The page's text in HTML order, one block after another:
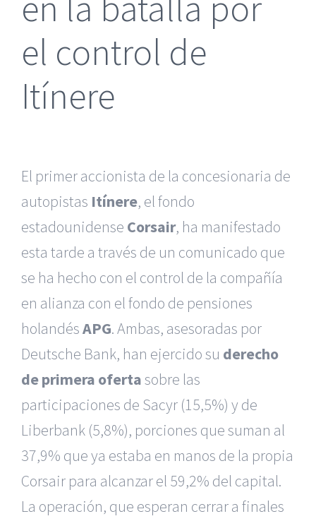
el control de
Itínere
El primer accionista de la concesionaria de
autopistas Itínere, el fondo
estadounidense Corsair, ha manifestado
esta tarde a través de un comunicado que
se ha hecho con el control de la compañía
en alianza con el fondo de pensiones
holandésAPG. Ambas, asesoradas por
Deutsche Bank, han ejercido su derecho
de primera ofertasobre las
participaciones de Sacyr (15,5%) y de
Liberbank (5,8%), porciones que suman al
37,9% que ya estaba en manos de la propia
Corsair para alcanzar el 59,2% del capital.
La operación, que esperan cerrar a finales